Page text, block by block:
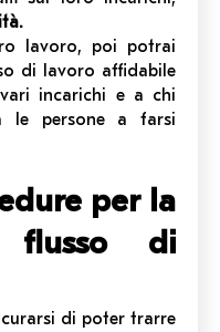
lavoro, poi potrai
di lavoro affidabile
incarichi e a chi
le persone a farsi
per la
flusso di
di poter trarre